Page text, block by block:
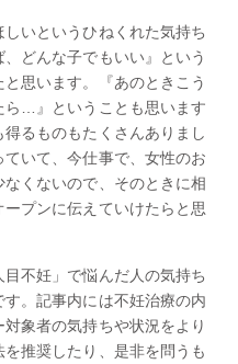
しいというひねくれた気持ち
どんな子でもいい』という
思います。『あのときこう
…』ということも思います
るものもたくさんありまし
いて、今仕事で、女性のお
くないので、そのときに相
プンに伝えていけたらと思
不妊」で悩んだ人の気持ち
。記事内には不妊治療の内
象者の気持ちや状況をより
推奨したり、是非を問うも